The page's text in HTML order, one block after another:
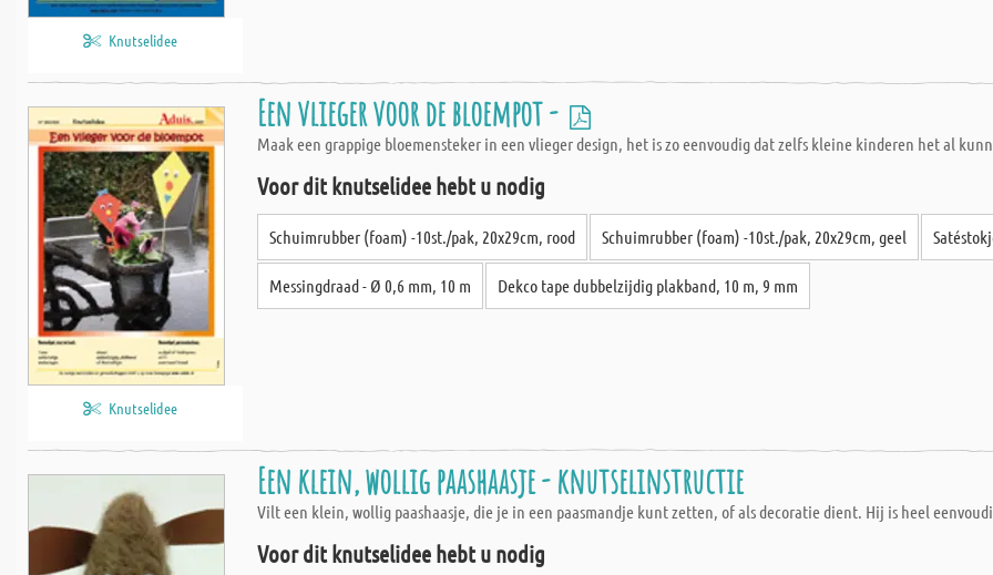
Knutselidee
Knutselidee
Een vlieger voor de bloempot -
Maak een grappige bloemensteker in een vlieger design, het is zo eenvoudig dat zelfs kleine kinderen het al
Voor dit knutselidee hebt u nodig
Schuimrubber (foam) -10st./pak, 20x29cm, rood Schuimrubber (foam) -10st./pak, 20x29cm, geel
Messingdraad - Ø 0,6 mm, 10 m Dekco tape dubbelzijdig plakband, 10 m, 9 mm
Een klein, wollig paashaasje - knutselinstructie
Vilt een klein, wollig paashaasje, die je in een paasmandje kunt zetten, of als decoratie dient. Hij is heel
Voor dit knutselidee hebt u nodig